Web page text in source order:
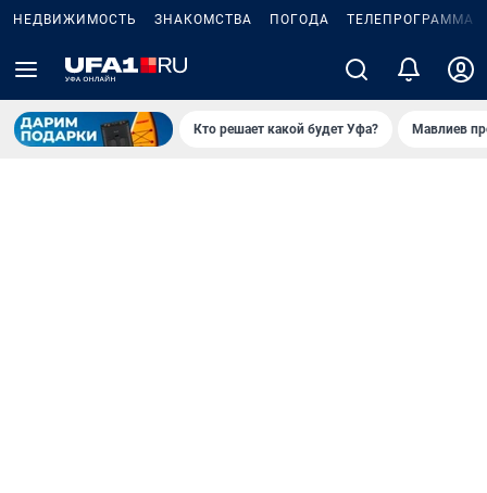
НЕДВИЖИМОСТЬ ЗНАКОМСТВА ПОГОДА ТЕЛЕПРОГРАММА
Кто решает какой будет Уфа? Мавлиев